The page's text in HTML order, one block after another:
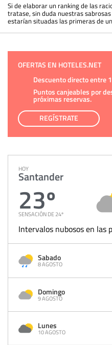
Si de elaborar un ranking de las
tratase, sin duda nuestras
estarían situadas las primeras de
OFERTAS EN HOTELES.NET
Descuento directo entre
Puntos canjeables por
próximas reservas.
REGÍSTRATE
HOY
Santander
23º
SENSACIÓN DE 24º
Intervalos nubosos en las
Sabado
8 AGOSTO
Domingo
9 AGOSTO
Lunes
10 AGOSTO